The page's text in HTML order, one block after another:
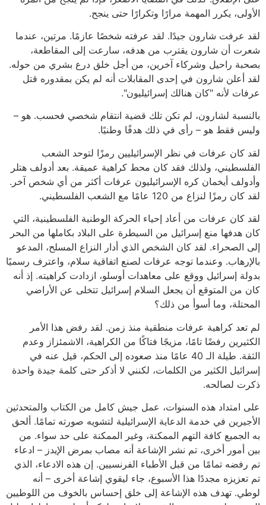
الأولى، يكرر المهمة مرارًا وتكرارًا حتى ينجح.
لقد عرفت شارون جيدًا. لقد عرفته شخصًا عازمًا. مرتين، عندما
شعرت أن شارون يقترب من هدفه، سارعت إلى المقاطعة،
بصحبة راحيل وشركاء آخرين، من أجل خلق درع بشري من حوله.
لقد أعلن شارون في إحدى المقابلات أنه لم يكن بمقدوره قتل
عرفات لأنه "كان هنالك إسرائيليون".
بالنسبة لشارون، لم تكن تلك قضية انتقام شخصي فحسب. هو –
وليس فقط هو – رأى في ذلك هدفًا وطنيًا.
لقد كان عرفات في نظر الإسرائيليين رمزًا لتوحد الشعب
الفلسطيني، ولذلك فقد كان محط كراهية عميقة. بعد أدولف هتلر
وأدولف أيخمان كره الإسرائيليون عرفات أكثر من أي شخص آخر.
لقد كان رمزًا لنزاع من 120 عامًا مع الشعب الفلسطيني.
لقد كان عرفات من أعاد إحياء الحركة الوطنية الفلسطينية، التي
كان هدفها منع إسرائيل من السيطرة على البلاد بكاملها من البحر
إلى الصحراء. لقد كان الشخص الذي أدار النزاع المسلح، المدعو
بالإرهاب. وعندما توجه عرفات لصنع اتفاقية سلام، واعترف رسميًا
بدولة إسرائيل ووقع على معاهدات أوسلو، ازدادت كراهيته. إذ أنه
كان من المتوقع أن يجعل السلام إسرائيل تتخلى عن الأراضي
المحتلة، وما أسوأ من ذلك؟
لم تعد كراهية عرفات منطقية منذ زمن. لقد رفض هذا الأمر
الكثيرين رفضًا تامًا، مزيجًا فتاكًا من الكراهية، الاشمئزاز وعدم
الثقة. طيلة الـ 40 عامًا منذ صعوده إلى الحكم، قيل عنه في
إسرائيل الكثير من الكلمات، لكنني لا أذكر حتى كلمة جيدة واحدة
ذكرت لصالحه.
على امتداد هذه السنوات، عمل جيش كامل من الكتاب والمتحدثين
الأجيرين في خدمة الدعاية الإسرائيلية لتشويه صورته تمامًا. ألحق
به الجميع كافة التهم الممكنة، وغير الممكنة على حد سواء. من
بين أمور أخرى، تم نشر الإشاعة أنه مصاب بمرض الإيدز – ادعاء
تم رفضه تمامًا من قبل الأطباء الفرنسيين. إن هذه الادعاء، الذي
تم تعزيزه مجددًا هذا الأسبوع، جاء ليقوي إشاعة أخرى – أنه
لوطي. تهدف هذه الإشاعة إلى خلق إحساس بالخوف من اللوطيين